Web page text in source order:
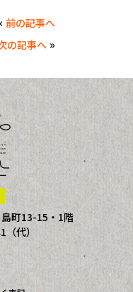
前の記事へ
の記事へ »
町13-15・1階
代）